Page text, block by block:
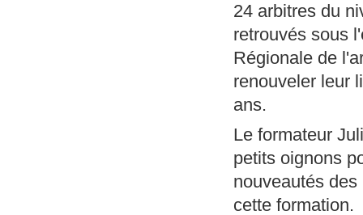
24 arbitres du
retrouvés sous
Régionale de
renouveler leur
ans.
Le formateur
petits oignons
nouveautés
cette formation.